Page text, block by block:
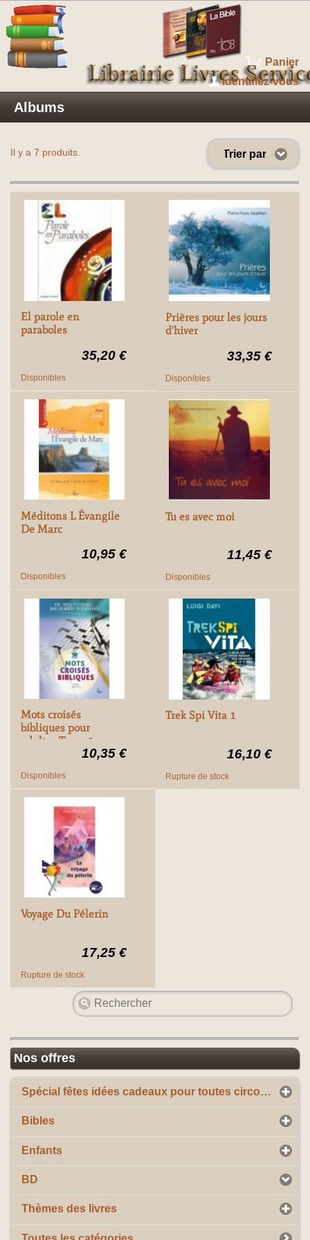
Panier
Identifiez-vous
Albums
Trier par
Il y a 7 produits.
El parole en
paraboles
35,20 €
Disponibles
Prières pour les jours
d'hiver
33,35 €
Disponibles
Méditons L Évangile
De Marc
10,95 €
Disponibles
Tu es avec moi
11,45 €
Disponibles
Mots croisés
bibliques pour
adultes Tome 1
10,35 €
Disponibles
Trek Spi Vita 1
16,10 €
Rupture de stock
Voyage Du Pélerin
17,25 €
Rupture de stock
Nos offres
Spécial fêtes idées cadeaux pour toutes circonstances
Bibles
Enfants
BD
Thèmes des livres